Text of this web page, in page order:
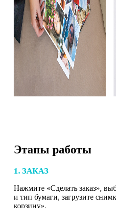
Этапы работы
1. ЗАКАЗ
Нажмите «Сделать заказ»,
и тип бумаги, загрузите
корзину».